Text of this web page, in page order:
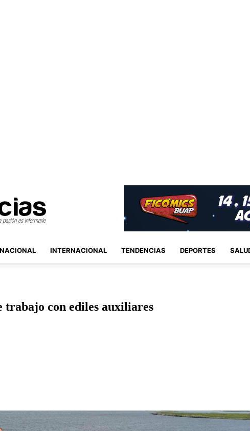
NACIONAL INTERNACIONAL TENDENCIAS DEPORTES
trabajo con ediles auxiliares